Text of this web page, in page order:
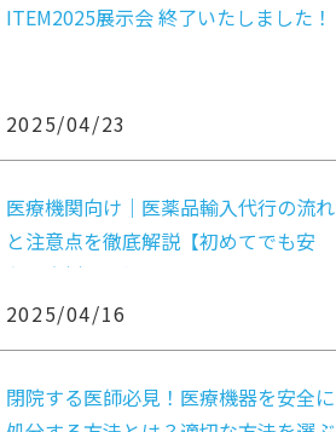
ITEM2025展示会 終了いたしました！
2025/04/23
医療機関向け｜医薬品輸入代行の流れ
と注意点を徹底解説【初めてでも安
心！実例付き】
2025/04/16
閉院する医師必見！医療機器を安全に